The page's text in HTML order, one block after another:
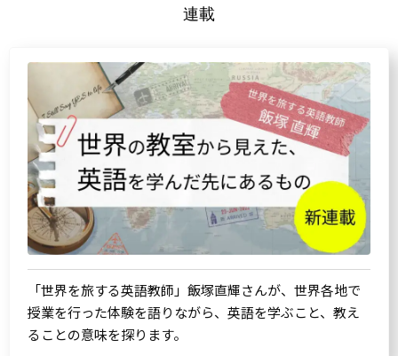
連載
「世界を旅する英語教師」飯塚直輝さんが、世界各地で
授業を行った体験を語りながら、英語を学ぶこと、教え
ることの意味を探ります。